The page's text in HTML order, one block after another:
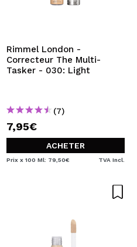
Rimmel London -
Correcteur The Multi-
Tasker - 030: Light
(7)
7,95€
ACHETER
Prix x 100 Ml: 79,50€ TVA Incl.